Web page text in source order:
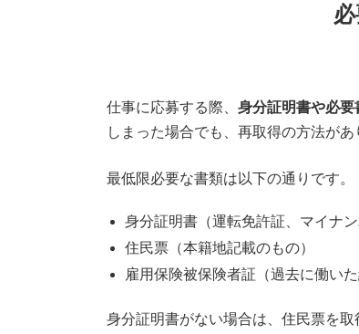
仕事に応募する際、 身分証明書や必要
しまった場合でも、再取得の方法があ
最低限必要な書類は以下の通りです。
身分証明書（運転免許証、マイナ
住民票（本籍地記載のもの）
雇用保険被保険者証（過去に働いた
身分証明書がない場合は、住民票を